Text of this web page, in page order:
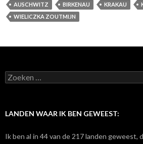
AUSCHWITZ BIRKENAU KRAKAU
WIELICZKA ZOUTMIJN
Z
o
e
a
LANDEN WAAR IK BEN GEWEEST:
Ik ben al in 44 van de 217 landen geweest,